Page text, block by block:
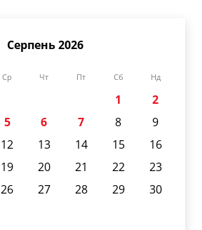
Серпень 2026
Ср Чт Пт Сб Нд
1
2
5 6 7 8
9
12 13 14 15
16
19 20 21 22
23
26 27 28 29
30